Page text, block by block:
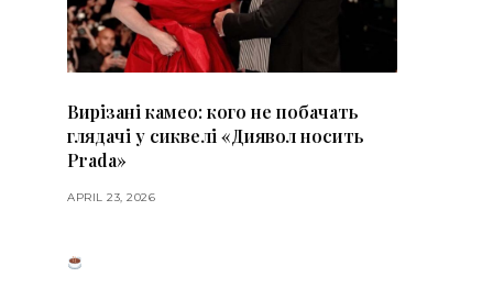
Вирізані камео: кого не побачать
глядачі у сиквелі «Диявол носить
Prada»
APRIL 23, 2026